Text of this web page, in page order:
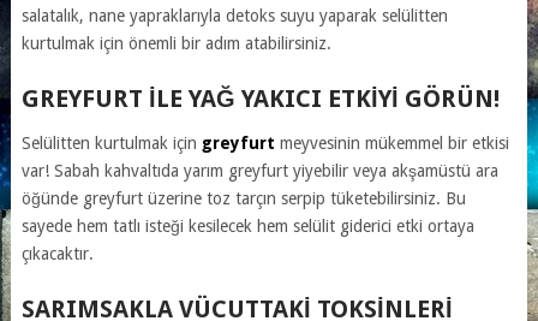
salatalık, nane yapraklarıyla detoks suyu yaparak selülitten
kurtulmak için önemli bir adım atabilirsiniz.
GREYFURT ILE YAĞ YAKICI ETKIYI GÖRÜN!
Selülitten kurtulmak için greyfurt meyvesinin mükemmel bir etkisi
var! Sabah kahvaltıda yarım greyfurt yiyebilir veya akşamüstü ara
öğünde greyfurt üzerine toz tarçın serpip tüketebilirsiniz. Bu
sayede hem tatlı isteği kesilecek hem selülit giderici etki ortaya
çıkacaktır.
SARIMSAKLA VÜCUTTAKI TOKSINLERI